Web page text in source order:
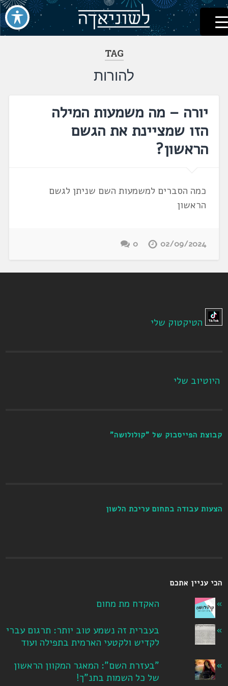
דלג
לתוכן
לשוניאדה
עברית. לשון. שפה
TAG
להורות
יורה – מה משמעות המילה
הזו שמציינת את הגשם
הראשון?
כמה הסברים למשמעות השם שניתן לגשם
הראשון
02/09/2024
0
הטיקטוק שלי
היוטיוב שלי
קבוצת הפייסבוק של "קולולושה"
הצעות עבודה בתחום עריכת הלשון
הכי עניין אתכם
האקדח מת מחום
בעברית זה נשמע טוב יותר: תרגום עברי
לקדיש ולקטעי הארמית בתפילה ועוד
"בעזרת השם": המאגר המקוון הראשון
של כל השמות בתנ"ך!